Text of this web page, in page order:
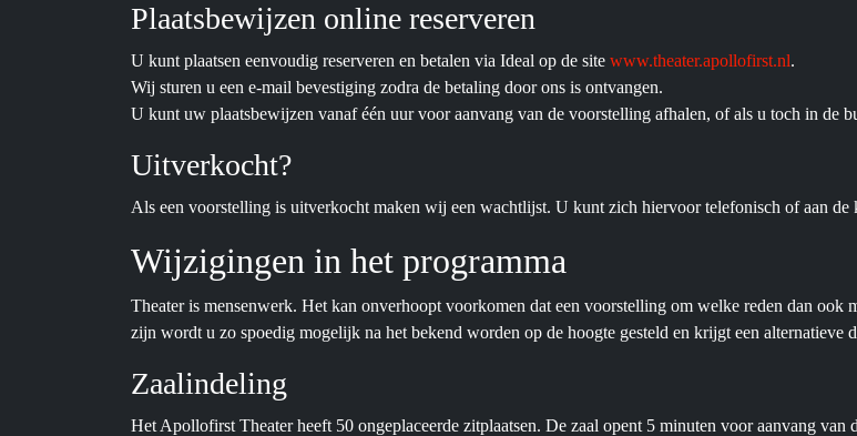
Plaatsbewijzen online reserveren
U kunt plaatsen eenvoudig reserveren en betalen via Ideal op de site www.theater.apollofirst.nl.
Wij sturen u een e-mail bevestiging zodra de betaling door ons is ontvangen.
U kunt uw plaatsbewijzen vanaf één uur voor aanvang van de voorstelling afhalen, of als u toch in de
Uitverkocht?
Als een voorstelling is uitverkocht maken wij een wachtlijst. U kunt zich hiervoor telefonisch of aan de
Wijzigingen in het programma
Theater is mensenwerk. Het kan onverhoopt voorkomen dat een voorstelling om welke reden dan ook
zijn wordt u zo spoedig mogelijk na het bekend worden op de hoogte gesteld en krijgt een alternatieve
Zaalindeling
Het Apollofirst Theater heeft 50 ongeplaceerde zitplaatsen. De zaal opent 5 minuten voor aanvang van